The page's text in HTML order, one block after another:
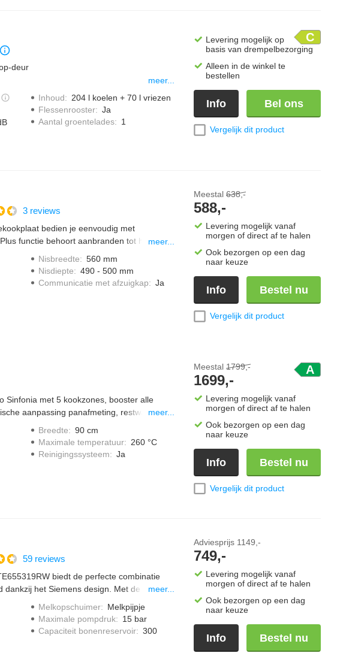
deur
meer...
Inhoud: 204 l koelen + 70 l vriezen
Flessenrooster: Ja
Aantal groentelades: 1
C
Levering mogelijk op
basis van drempelbezorging
Alleen in de winkel te
bestellen
Info Bel ons
Vergelijk dit product
3 reviews
bedien je eenvoudig met
functie behoort aanbranden tot het
past zich automatisch aan met Smart
combineer je gemakkelijk twee zones om
meer...
Nisbreedte: 560 mm
Nisdiepte: 490 - 500 mm
Communicatie met afzuigkap: Ja
Meestal 638,-
588,-
Levering mogelijk vanaf
morgen of direct af te halen
Ook bezorgen op een dag
naar keuze
Info Bestel nu
Vergelijk dit product
Sinfonia met 5 kookzones, booster alle
aanpassing panafmeting, restwarmte
opbergruimte met klep.
meer...
Breedte: 90 cm
Maximale temperatuur: 260 °C
Reinigingssysteem: Ja
A
Meestal 1799,-
1699,-
Levering mogelijk vanaf
morgen of direct af te halen
Ook bezorgen op een dag
naar keuze
Info Bestel nu
Vergelijk dit product
59 reviews
biedt de perfecte combinatie
dankzij het Siemens design. Met de
probleem. AromaDouble Shot zorgt
aroma. Op het coffeeSelect Display kies
meer...
Melkopschuimer: Melkpijpje
Maximale pompdruk: 15 bar
Capaciteit bonenreservoir: 300
Adviesprijs 1149,-
749,-
Levering mogelijk vanaf
morgen of direct af te halen
Ook bezorgen op een dag
naar keuze
Info Bestel nu